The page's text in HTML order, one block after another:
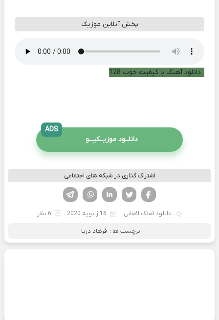
پخش آنلاین موزیک
دانلود آهنگ با کیفیت خوب 128
دانلــود موزیــکیـــو
ADS
اشتراک گذاری در شبکه های اجتماعی
لینکدین تویتر
فیسوک
دانلود آهنگ افغانی 16 ژانویه 2020 6 نظر
برچسب ها : فرهاد دریا